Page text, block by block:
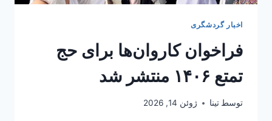
اخبار گردشگری
فراخوان کاروان‌ها برای حج
تمتع ۱۴۰۶ منتشر شد
توسط تینا ژوئن 14, 2026